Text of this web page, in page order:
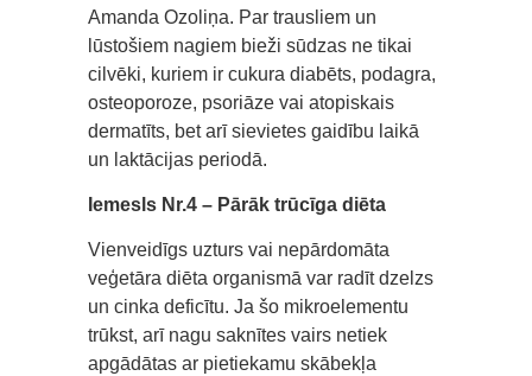
Amanda Ozoliņa. Par trausliem un
lūstošiem nagiem bieži sūdzas ne tikai
cilvēki, kuriem ir cukura diabēts, podagra,
osteoporoze, psoriāze vai atopiskais
dermatīts, bet arī sievietes gaidību laikā
un laktācijas periodā.
Iemesls Nr.4 – Pārāk trūcīga diēta
Vienveidīgs uzturs vai nepārdomāta
veģetāra diēta organismā var radīt dzelzs
un cinka deficītu. Ja šo mikroelementu
trūkst, arī nagu saknītes vairs netiek
apgādātas ar pietiekamu skābekļa